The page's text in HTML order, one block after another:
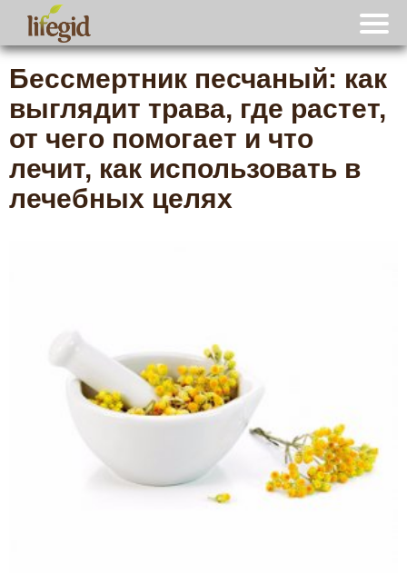
Бессмертник песчаный: как
выглядит трава, где растет,
от чего помогает и что
лечит, как использовать в
лечебных целях